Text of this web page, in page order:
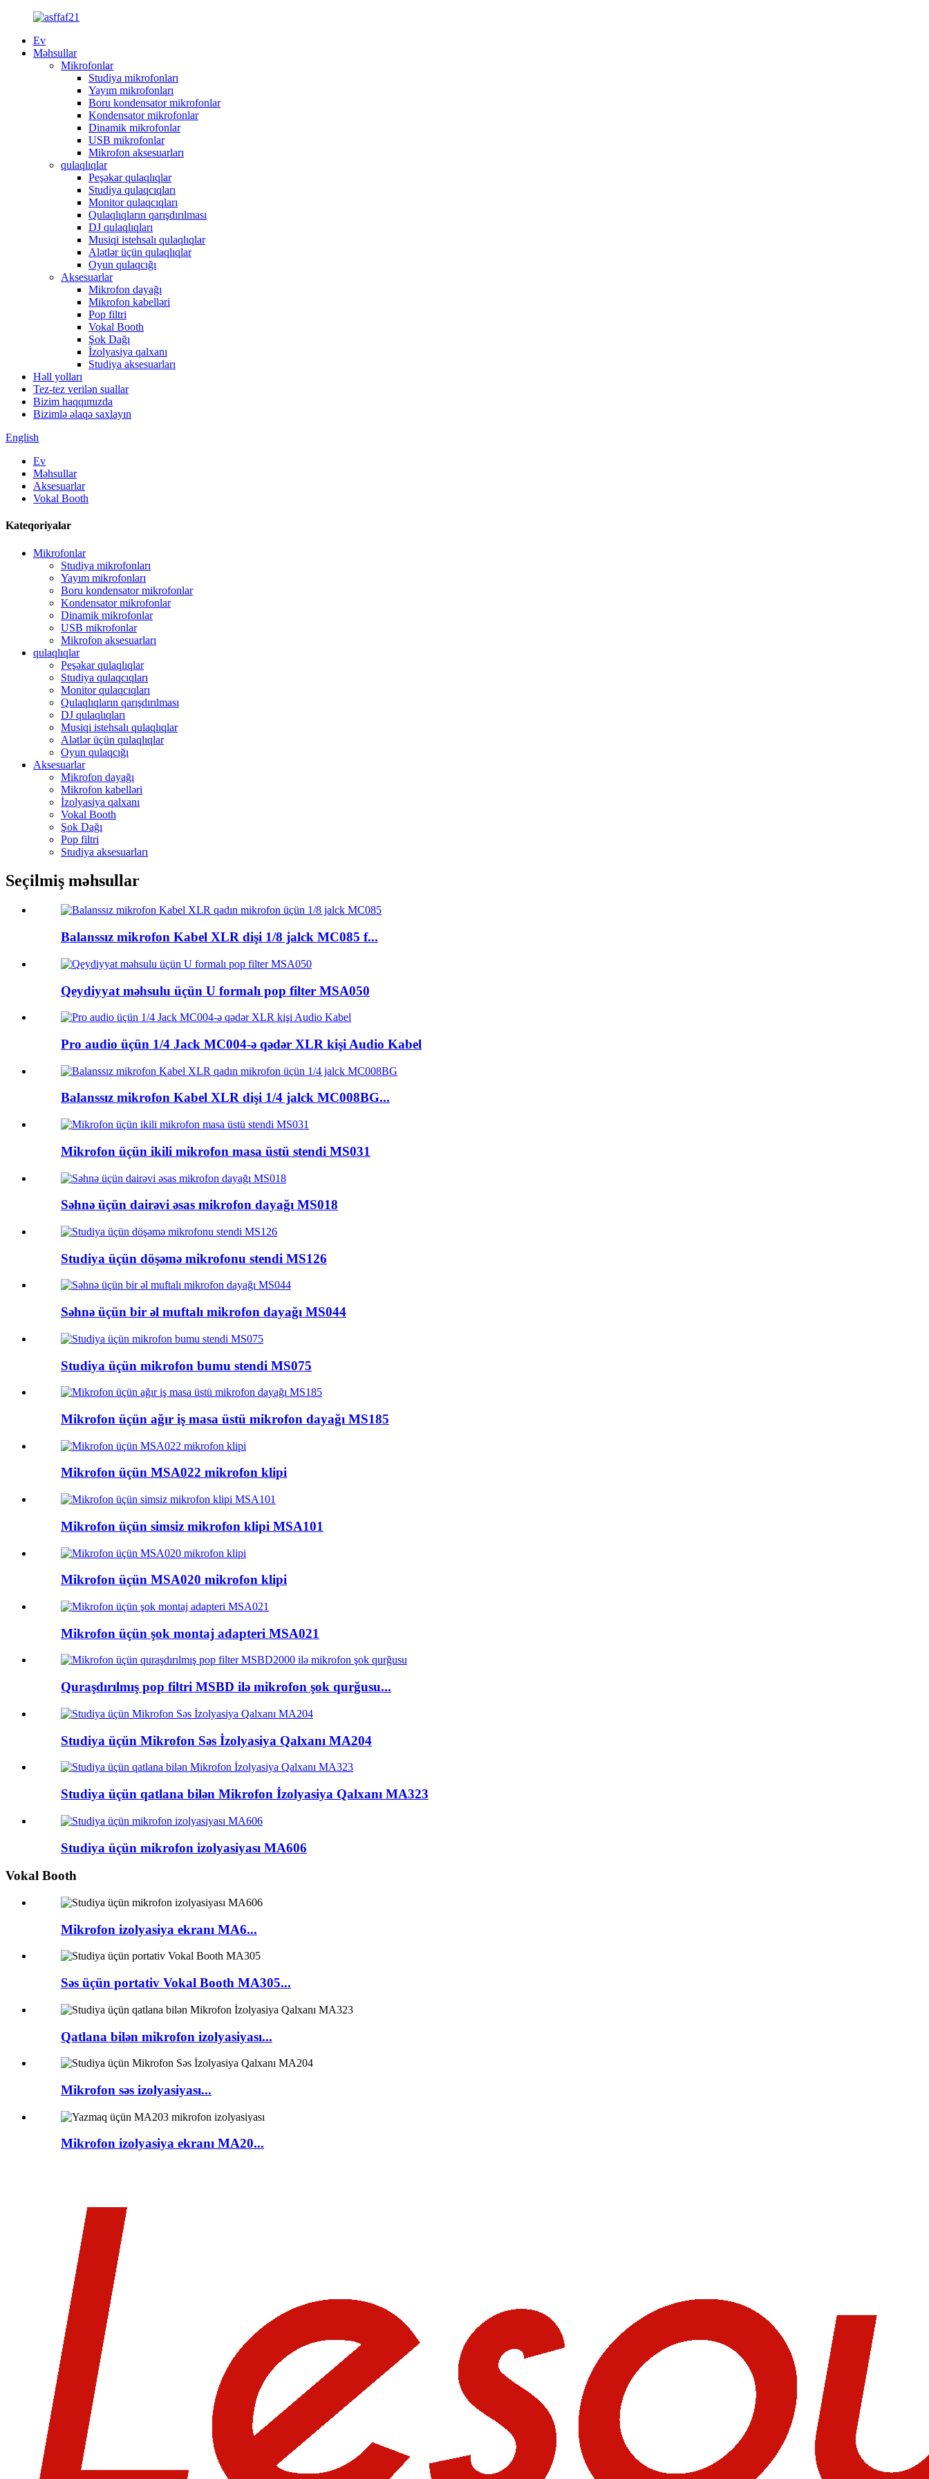
Ev
Məhsullar
Mikrofonlar
Studiya mikrofonları
Yayım mikrofonları
Boru kondensator mikrofonlar
Kondensator mikrofonlar
Dinamik mikrofonlar
USB mikrofonlar
Mikrofon aksesuarları
qulaqlıqlar
Peşəkar qulaqlıqlar
Studiya qulaqcıqları
Monitor qulaqcıqları
Qulaqlıqların qarışdırılması
DJ qulaqlıqları
Musiqi istehsalı qulaqlıqlar
Alətlər üçün qulaqlıqlar
Oyun qulaqcığı
Aksesuarlar
Mikrofon dayağı
Mikrofon kabelləri
Pop filtri
Vokal Booth
Şok Dağı
İzolyasiya qalxanı
Studiya aksesuarları
Həll yolları
Tez-tez verilən suallar
Bizim haqqımızda
Bizimlə əlaqə saxlayın
English
Ev
Məhsullar
Aksesuarlar
Vokal Booth
Kateqoriyalar
Mikrofonlar
Studiya mikrofonları
Yayım mikrofonları
Boru kondensator mikrofonlar
Kondensator mikrofonlar
Dinamik mikrofonlar
USB mikrofonlar
Mikrofon aksesuarları
qulaqlıqlar
Peşəkar qulaqlıqlar
Studiya qulaqcıqları
Monitor qulaqcıqları
Qulaqlıqların qarışdırılması
DJ qulaqlıqları
Musiqi istehsalı qulaqlıqlar
Alətlər üçün qulaqlıqlar
Oyun qulaqcığı
Aksesuarlar
Mikrofon dayağı
Mikrofon kabelləri
İzolyasiya qalxanı
Vokal Booth
Şok Dağı
Pop filtri
Studiya aksesuarları
Seçilmiş məhsullar
Balanssız mikrofon Kabel XLR dişi 1/8 jalck MC085 f...
Qeydiyyat məhsulu üçün U formalı pop filter MSA050
Pro audio üçün 1/4 Jack MC004-ə qədər XLR kişi Audio Kabel
Balanssız mikrofon Kabel XLR dişi 1/4 jalck MC008BG...
Mikrofon üçün ikili mikrofon masa üstü stendi MS031
Səhnə üçün dairəvi əsas mikrofon dayağı MS018
Studiya üçün döşəmə mikrofonu stendi MS126
Səhnə üçün bir əl muftalı mikrofon dayağı MS044
Studiya üçün mikrofon bumu stendi MS075
Mikrofon üçün ağır iş masa üstü mikrofon dayağı MS185
Mikrofon üçün MSA022 mikrofon klipi
Mikrofon üçün simsiz mikrofon klipi MSA101
Mikrofon üçün MSA020 mikrofon klipi
Mikrofon üçün şok montaj adapteri MSA021
Quraşdırılmış pop filtri MSBD ilə mikrofon şok qurğusu...
Studiya üçün Mikrofon Səs İzolyasiya Qalxanı MA204
Studiya üçün qatlana bilən Mikrofon İzolyasiya Qalxanı MA323
Studiya üçün mikrofon izolyasiyası MA606
Vokal Booth
Mikrofon izolyasiya ekranı MA6...
Səs üçün portativ Vokal Booth MA305...
Qatlana bilən mikrofon izolyasiyası...
Mikrofon səs izolyasiyası...
Mikrofon izolyasiya ekranı MA20...